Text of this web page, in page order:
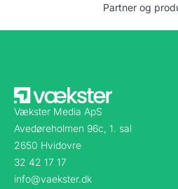
Partner og
Vækster Media ApS
Avedøreholmen 96c, 1. sal
2650 Hvidovre
32 42 17 17
info@vaekster.dk